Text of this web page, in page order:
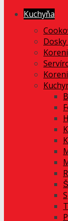
Kuchyňa